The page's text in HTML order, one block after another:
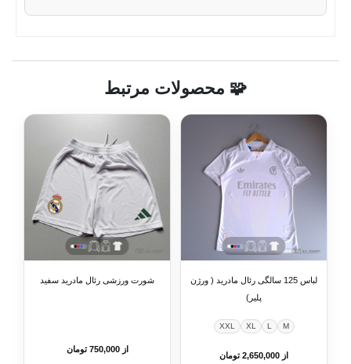
🧩 محصولات مرتبط
لباس 125 سالگی رئال مادرید ( ورژن
پلیر)
M
L
XL
XXL
از 2,650,000 تومان
شورت ورزشی رئال مادرید سفید
از 750,000 تومان